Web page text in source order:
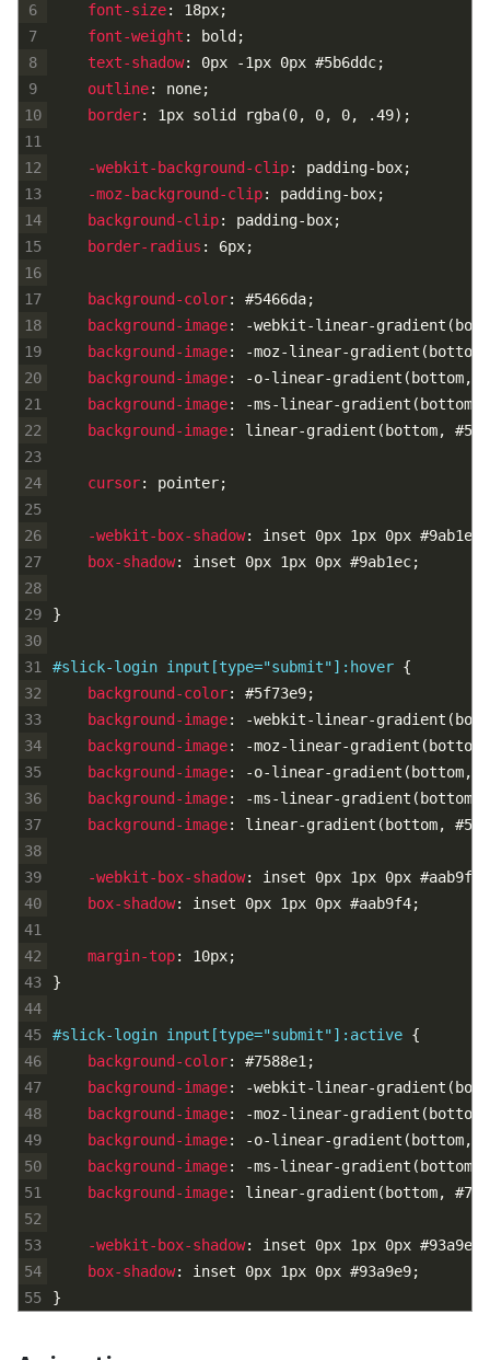
6
7
8
9
10
11
12
13
14
15
16
17
18
19
20
21
22
23
24
25
26
27
28
29
30
31
32
33
34
35
36
37
38
39
40
41
42
43
44
45
46
47
48
49
50
51
52
53
54
55
font-size: 18px;
font-weight : bold ;
text-shadow: 0px -1px 0px #5b6ddc;
outline: none;
border: 1px solid rgba(0, 0, 0, .49) ;
-webkit-background-clip: padding-box;
-moz-background-clip: padding-box;
background-clip: padding-box;
border-radius : 6px;
background-color: #5466da;
background-image: -webkit-linear-gradient (
background-image: -moz-linear-gradient ( bottom,
background-image: -o-linear-gradient ( bottom,
background-image: -ms-linear-gradient ( bottom,
background-image: linear-gradient ( bottom,
cursor: pointer;
-webkit-box-shadow: inset 0px 1px 0px #9ab1ec
box-shadow: inset 0px 1px 0px #9ab1ec;
}
#slick-login input[type="submit"]:hover {
background-color: #5f73e9;
background-image: -webkit-linear-gradient (
background-image: -moz-linear-gradient ( bottom,
background-image: -o-linear-gradient ( bottom,
background-image: -ms-linear-gradient ( bottom,
background-image: linear-gradient ( bottom,
-webkit-box-shadow: inset 0px 1px 0px #aab9f4
box-shadow: inset 0px 1px 0px #aab9f4;
margin-top: 10px;
}
#slick-login input[type="submit"]:active {
background-color: #7588e1;
background-image: -webkit-linear-gradient (
background-image: -moz-linear-gradient ( bottom,
background-image: -o-linear-gradient ( bottom,
background-image: -ms-linear-gradient ( bottom,
background-image: linear-gradient ( bottom,
-webkit-box-shadow: inset 0px 1px 0px #93a9e9
box-shadow: inset 0px 1px 0px #93a9e9;
}